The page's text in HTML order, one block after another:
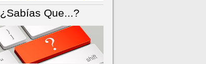
¿Sabías Que...?